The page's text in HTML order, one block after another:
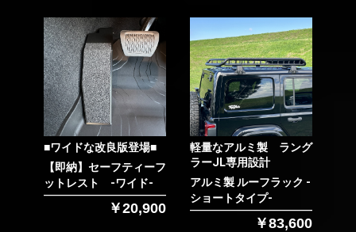
■ワイドな改良版登場■
【即納】セーフティーフ
ットレスト -ワイド-
￥20,900
軽量なアルミ製 ラング
ラーJL専用設計
アルミ製 ルーフラック -
ショートタイプ-
￥83,600